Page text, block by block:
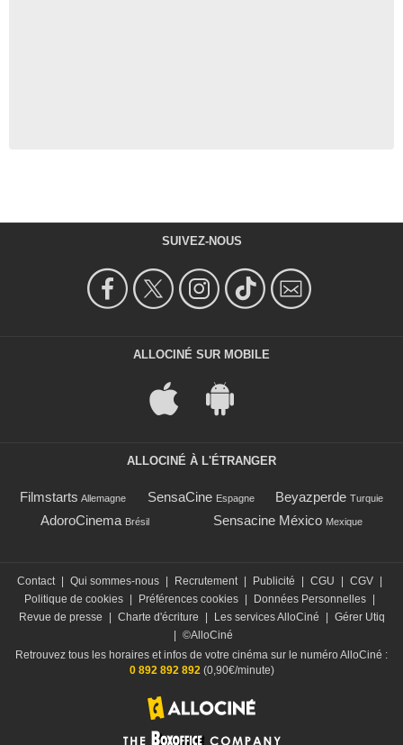
SUIVEZ-NOUS
ALLOCINÉ SUR MOBILE
ALLOCINÉ À L'ÉTRANGER
Filmstarts Allemagne SensaCine Espagne Beyazperde Turquie
AdoroCinema Brésil Sensacine México Mexique
Contact | Qui sommes-nous | Recrutement | Publicité | CGU | CGV |
Politique de cookies | Préférences cookies | Données Personnelles |
Revue de presse
| Charte d'écriture | Les services AlloCiné | Gérer Utiq
| ©AlloCiné
Retrouvez tous les horaires et infos de votre cinéma sur le numéro AlloCiné :
0 892 892 892 (0,90€/minute)